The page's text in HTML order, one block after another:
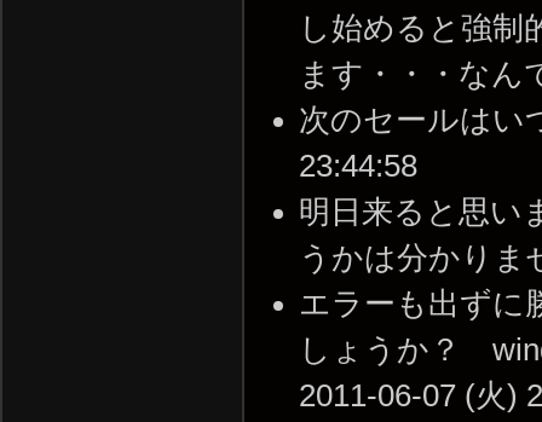
し始めると強制
ます・・・なん
次のセールはい
23:44:58
明日来ると思い
うかは分かりま
エラーも出ずに
しょうか？
2011-06-07 (火)